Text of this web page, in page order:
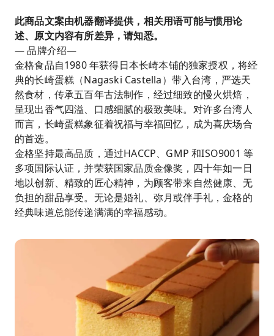
此商品文案由机器翻译提供，相关用语可能与惯用论
述、原文内容有所差异，请知悉。
— 品牌介绍—
金格食品自1980 年获得日本长崎本铺的独家授权，将经
典的长崎蛋糕（Nagaski Castella）带入台湾，严选天
然食材，传承五百年古法制作，经过细致的慢火烘焙，
呈现出香气四溢、口感细腻的极致美味。对许多台湾人
而言，长崎蛋糕象征着祝福与幸福回忆，成为喜庆场合
的首选。
金格坚持最高品质，通过HACCP、GMP 和ISO9001 等
多项国际认证，并荣获国家品质金像奖，四十年如一日
地以创新、精致的匠心精神，为顾客带来自然健康、无
负担的甜品享受。无论是婚礼、弥月或伴手礼，金格的
经典味道总能传递满满的幸福感动。